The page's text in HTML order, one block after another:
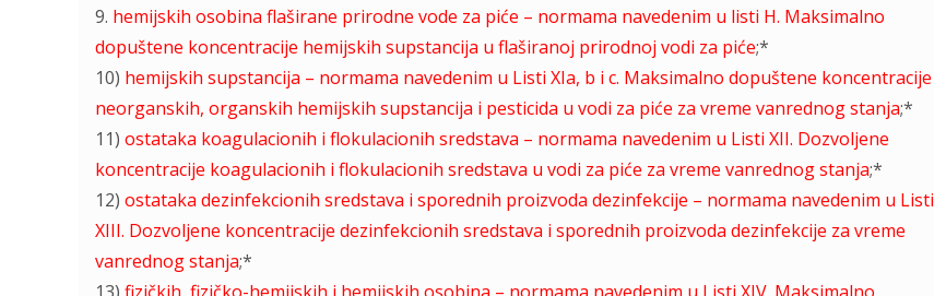
9. hemijskih osobina flaširane prirodne vode za piće – normama navedenim u listi H. Maksimalno
dopuštene koncentracije hemijskih supstancija u flaširanoj prirodnoj vodi za piće;*
10) hemijskih supstancija – normama navedenim u Listi XIa, b i c. Maksimalno dopuštene koncentracije
neorganskih, organskih hemijskih supstancija i pesticida u vodi za piće za vreme vanrednog stanja;*
11) ostataka koagulacionih i flokulacionih sredstava – normama navedenim u Listi XII. Dozvolјene
koncentracije koagulacionih i flokulacionih sredstava u vodi za piće za vreme vanrednog stanja;*
12) ostataka dezinfekcionih sredstava i sporednih proizvoda dezinfekcije – normama navedenim u Listi
XIII. Dozvolјene koncentracije dezinfekcionih sredstava i sporednih proizvoda dezinfekcije za vreme
vanrednog stanja;*